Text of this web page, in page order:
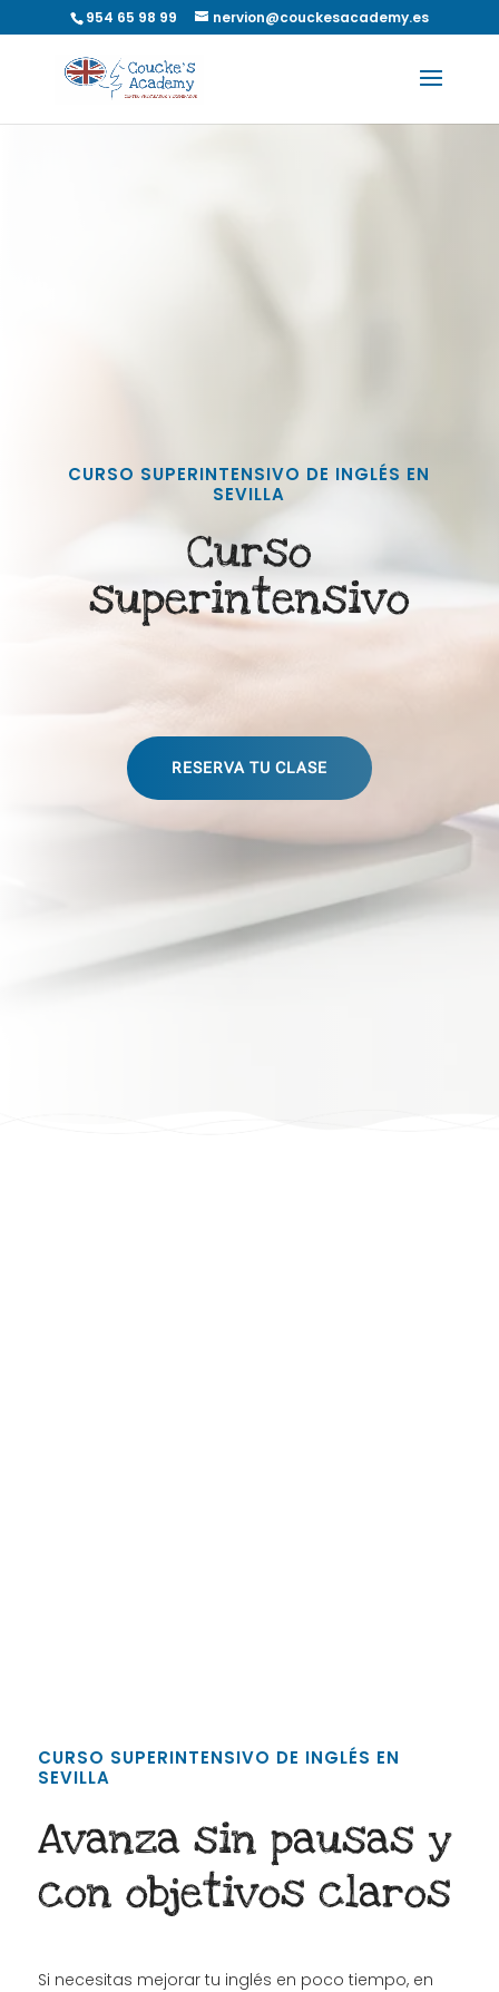
954 65 98 99 nervion@couckesacademy.es
CURSO SUPERINTENSIVO DE INGLÉS EN
SEVILLA
Curso
superintensivo
RESERVA TU CLASE
CURSO SUPERINTENSIVO DE INGLÉS EN
SEVILLA
Avanza sin pausas y
con objetivos claros
Si necesitas mejorar tu inglés en poco tiempo, en